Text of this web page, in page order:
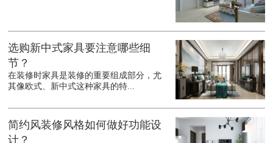
选购新中式家具要注意哪些细
节？
在装修时家具是装修的重要组成部分，尤
其像欧式、新中式这种家具的特...
简约风装修风格如何做好功能设
计？